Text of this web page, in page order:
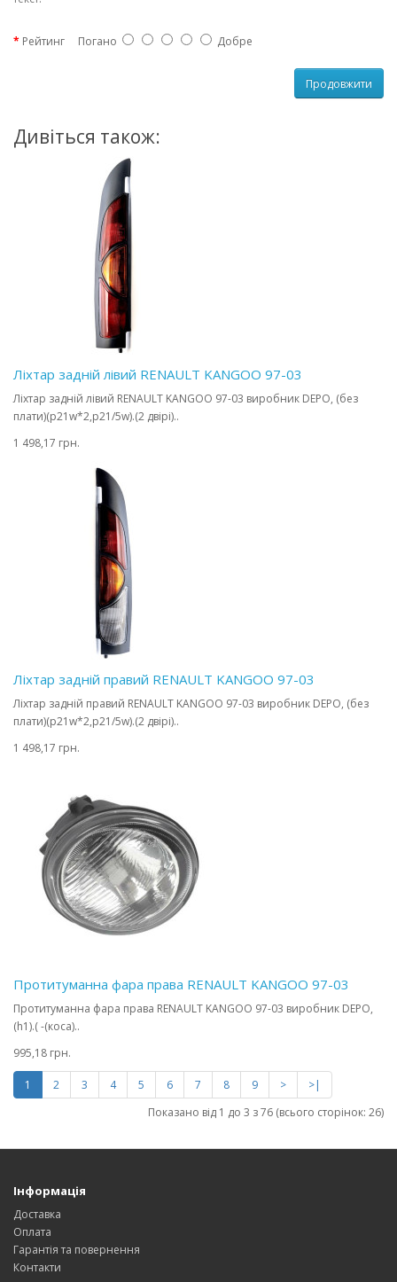
Рейтинг Погано Добре
Продовжити
Дивіться також:
Ліхтар задній лівий RENAULT KANGOO 97-03
Ліхтар задній лівий RENAULT KANGOO 97-03 виробник DEPO, (без
плати)(p21w*2,p21/5w).(2 двірі)..
1 498,17 грн.
Ліхтар задній правий RENAULT KANGOO 97-03
Ліхтар задній правий RENAULT KANGOO 97-03 виробник DEPO, (без
плати)(p21w*2,p21/5w).(2 двірі)..
1 498,17 грн.
Протитуманна фара права RENAULT KANGOO 97-03
Протитуманна фара права RENAULT KANGOO 97-03 виробник DEPO,
(h1).( -(коса)..
995,18 грн.
1 2 3 4 5 6 7 8 9 >
>|
Показано від 1 до 3 з 76 (всього сторінок: 26)
Інформація
Доставка
Оплата
Гарантія та повернення
Контакти